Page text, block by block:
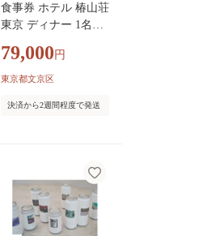
食事券 ホテル 椿山荘
東京 ディナー 1名様
ン チケット 券 ギフ
ト券 ディナー券
79,000 円
東京都文京区
決済から2週間程度で発送